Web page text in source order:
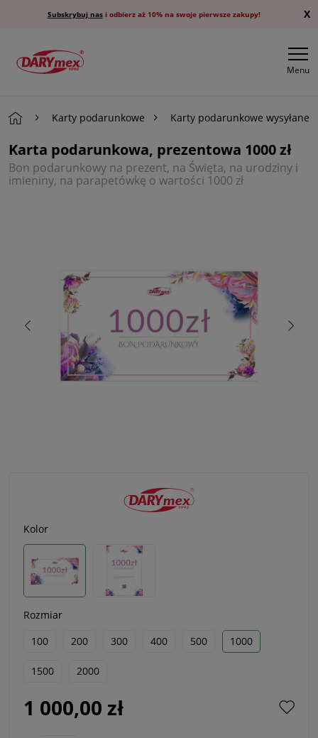
Subskrybuj nasi odbierz aż 10% na swoje pierwsze zakupy! X
Menu
Karty podarunkowe Karty podarunkowe wysyłane
Karta podarunkowa, prezentowa 1000 zł
Bon podarunkowy na prezent, na Święta, na urodziny i
imieniny, na parapetówkę o wartości 1000 zł
Kolor
Rozmiar
100
200 300 400 500 1000
1500 2000
1 000,00 zł